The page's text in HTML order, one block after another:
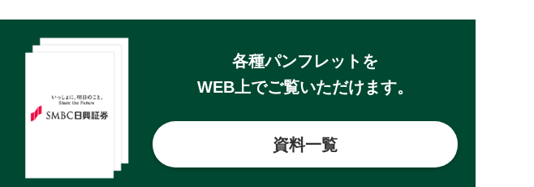
各種パンフレットを
WEB上でご覧いただけます。
資料一覧